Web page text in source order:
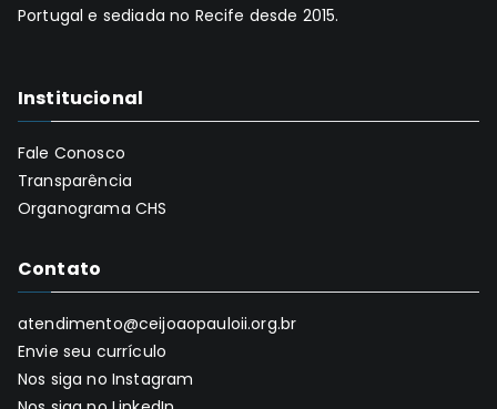
Portugal e sediada no Recife desde 2015.
Institucional
Fale Conosco
Transparência
Organograma CHS
Contato
atendimento@ceijoaopauloii.org.br
Envie seu currículo
Nos siga no Instagram